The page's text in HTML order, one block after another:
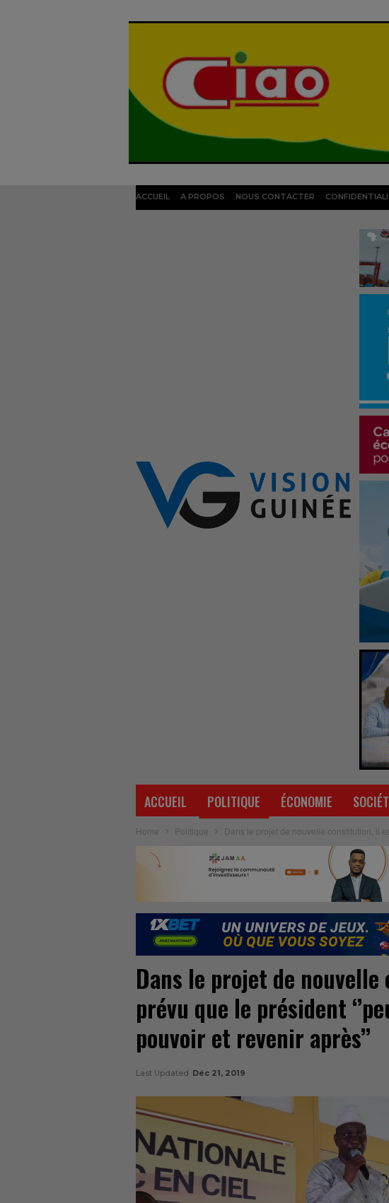
ACCUEIL A PROPOS NOUS CONTACTER
ACCUEIL POLITIQUE ÉCONOMIE
Home Politique Dans le projet de nouvelle constitution, il
Dans le projet de
prévu que le président
pouvoir et revenir après’’
Last Updated Déc 21, 2019